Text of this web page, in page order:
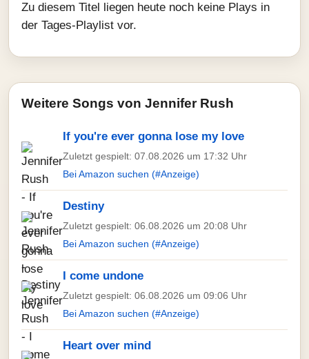
Zu diesem Titel liegen heute noch keine Plays in
der Tages-Playlist vor.
Weitere Songs von Jennifer Rush
If you're ever gonna lose my love
Zuletzt gespielt: 07.08.2026 um 17:32 Uhr
Bei Amazon suchen (#Anzeige)
Destiny
Zuletzt gespielt: 06.08.2026 um 20:08 Uhr
Bei Amazon suchen (#Anzeige)
I come undone
Zuletzt gespielt: 06.08.2026 um 09:06 Uhr
Bei Amazon suchen (#Anzeige)
Heart over mind